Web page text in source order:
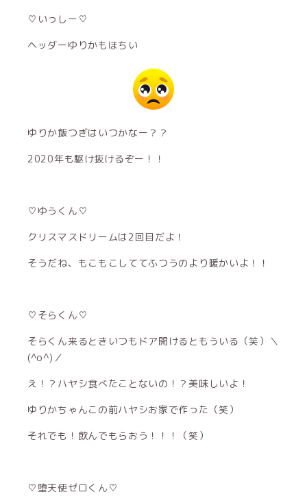
♡いっしー♡
ヘッダーゆりかもほちい
ゆりか飯つぎはいつかなー？？
2020年も駆け抜けるぞー！！
♡ゆうくん♡
クリスマスドリームは2回目だよ！
そうだね、もこもこしててふつうのより暖かいよ！！
♡そらくん♡
そらくん来るときいつもドア開けるともういる（笑）＼
(^o^)／
え！？ハヤシ食べたことないの！？美味しいよ！
ゆりかちゃんこの前ハヤシお家で作った（笑）
それでも！飲んでもらおう！！！（笑）
♡堕天使ゼロくん♡